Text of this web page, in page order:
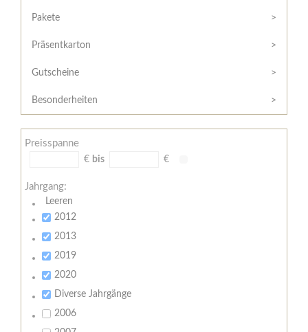
/
Widerrufsformular
AGB
Zahlungsbedingungen
Meine
Pakete
Präsentkarton
Gutscheine
Besonderheiten
Preisspanne
€ bis €
Jahrgang:
Leeren
2012
2013
2019
2020
Diverse Jahrgänge
2006